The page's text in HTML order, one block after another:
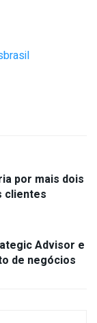
por mais dois
clientes
Advisor e
de negócios